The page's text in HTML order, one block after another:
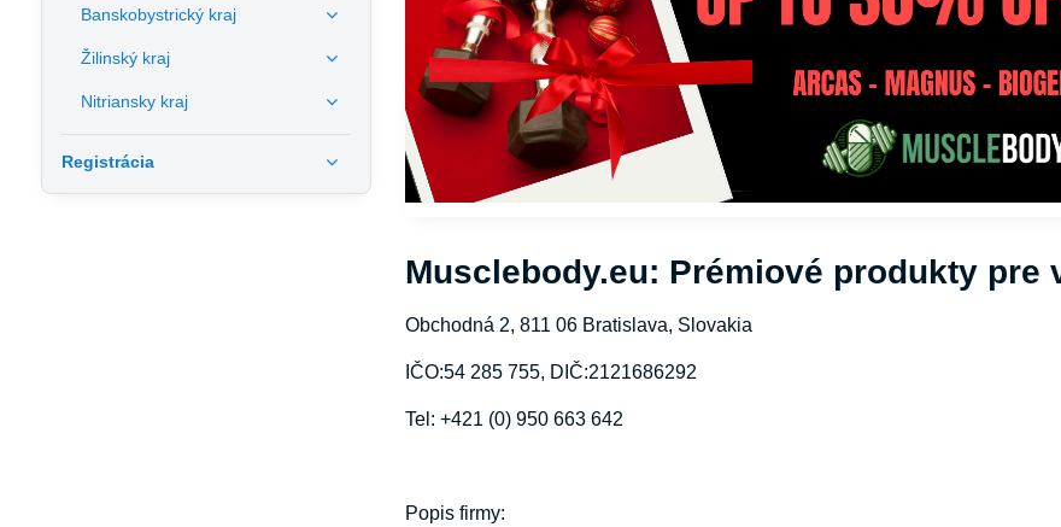
Musclebody.eu: Prémiové produkty pre
Obchodná 2, 811 06 Bratislava, Slovakia
IČO:54 285 755, DIČ:2121686292
Tel: +421 (0) 950 663 642
Popis firmy:
Banskobystrický kraj
Žilinský kraj
Nitriansky kraj
Registrácia